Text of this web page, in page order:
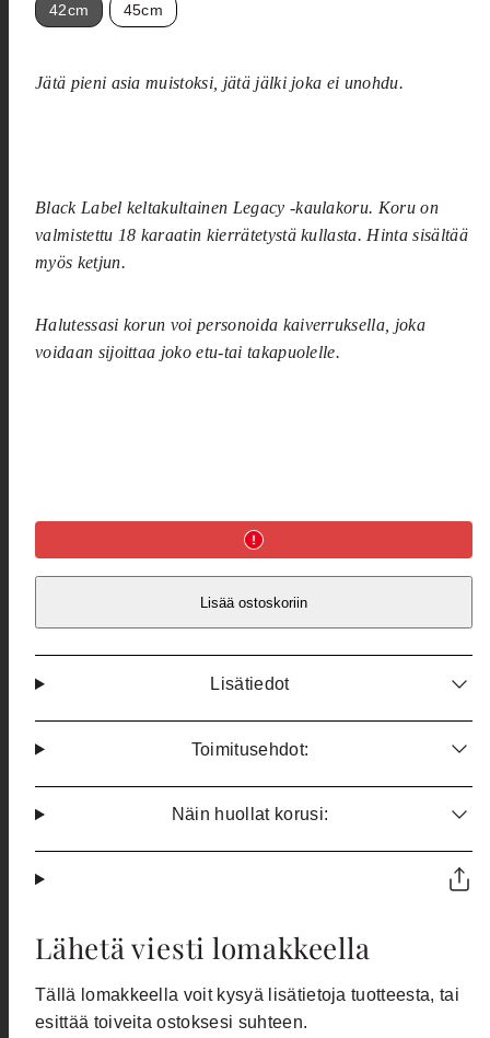
42cm 45cm
Jätä pieni asia muistoksi, jätä jälki joka ei unohdu.
Black Label keltakultainen Legacy -kaulakoru. Koru on
valmistettu 18 karaatin kierrätetystä kullasta. Hinta sisältää
myös ketjun.
Halutessasi korun voi personoida kaiverruksella, joka
voidaan sijoittaa joko etu-tai takapuolelle.
Lisää ostoskoriin
Lisätiedot
Toimitusehdot:
Näin huollat korusi:
Lähetä viesti lomakkeella
Tällä lomakkeella voit kysyä lisätietoja tuotteesta, tai
esittää toiveita ostoksesi suhteen.